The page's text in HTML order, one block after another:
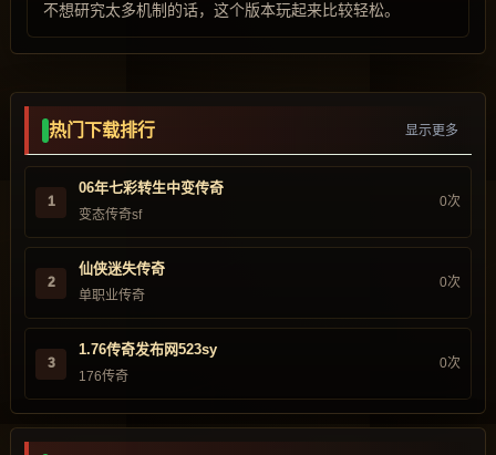
不想研究太多机制的话，这个版本玩起来比较轻松。
热门下载排行 显示更多
1
06年七彩转生中变传奇
变态传奇sf
0次
2
仙侠迷失传奇
单职业传奇
0次
3
1.76传奇发布网523sy
176传奇
0次